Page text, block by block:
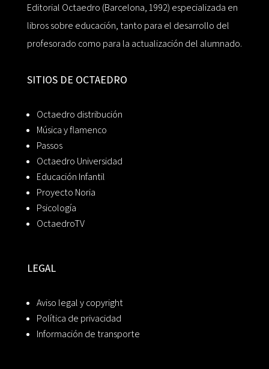
Editorial Octaedro (Barcelona, 1992) especializada en
libros sobre educación, tanto para el desarrollo del
profesorado como para la actualización del alumnado.
SITIOS DE OCTAEDRO
Octaedro distribución
Música y flamenco
Passos
Octaedro Universidad
Educación Infantil
Proyecto Noria
Psicología
OctaedroTV
LEGAL
Aviso legal y copyright
Política de privacidad
Información de transporte